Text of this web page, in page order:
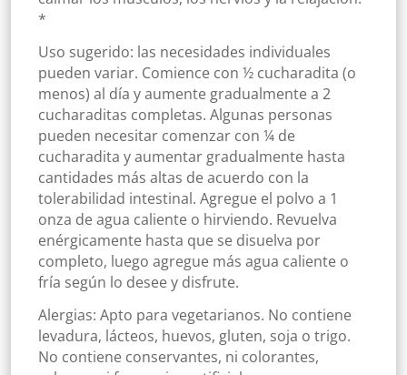
*
Uso sugerido: las necesidades individuales
pueden variar. Comience con ½ cucharadita (o
menos) al día y aumente gradualmente a 2
cucharaditas completas. Algunas personas
pueden necesitar comenzar con ¼ de
cucharadita y aumentar gradualmente hasta
cantidades más altas de acuerdo con la
tolerabilidad intestinal. Agregue el polvo a 1
onza de agua caliente o hirviendo. Revuelva
enérgicamente hasta que se disuelva por
completo, luego agregue más agua caliente o
fría según lo desee y disfrute.
Alergias: Apto para vegetarianos. No contiene
levadura, lácteos, huevos, gluten, soja o trigo.
No contiene conservantes, ni colorantes,